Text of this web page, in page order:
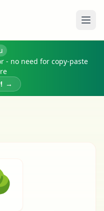
- no need for copy-paste
→